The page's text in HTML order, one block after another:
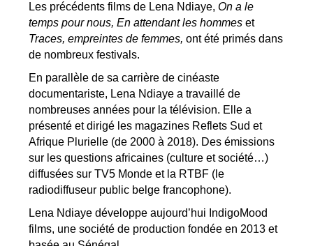
Les précédents films de Lena Ndiaye,On a le
temps pour nous, En attendant les hommeset
Traces, empreintes de femmes,ont été primés dans
de nombreux festivals.
En parallèle de sa carrière de cinéaste
documentariste, Lena Ndiaye a travaillé de
nombreuses années pour la télévision. Elle a
présenté et dirigé les magazines Reflets Sud et
Afrique Plurielle (de 2000 à 2018). Des émissions
sur les questions africaines (culture et société…)
diffusées sur TV5 Monde et la RTBF (le
radiodiffuseur public belge francophone).
Lena Ndiaye développe aujourd’hui IndigoMood
films, une société de production fondée en 2013 et